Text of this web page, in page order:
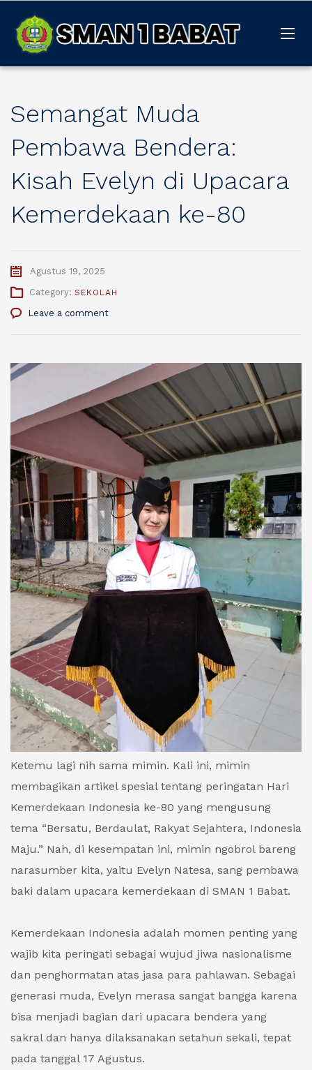
Semangat Muda
Pembawa Bendera:
Kisah Evelyn di Upacara
Kemerdekaan ke-80
Agustus 19, 2025
Category: SEKOLAH
Leave a comment
Ketemu lagi nih sama mimin. Kali ini, mimin
membagikan artikel spesial tentang peringatan Hari
Kemerdekaan Indonesia ke-80 yang mengusung
tema “Bersatu, Berdaulat, Rakyat Sejahtera, Indonesia
Maju.” Nah, di kesempatan ini, mimin ngobrol bareng
narasumber kita, yaitu Evelyn Natesa, sang pembawa
baki dalam upacara kemerdekaan di SMAN 1 Babat.
Kemerdekaan Indonesia adalah momen penting yang
wajib kita peringati sebagai wujud jiwa nasionalisme
dan penghormatan atas jasa para pahlawan. Sebagai
generasi muda, Evelyn merasa sangat bangga karena
bisa menjadi bagian dari upacara bendera yang
sakral dan hanya dilaksanakan setahun sekali, tepat
pada tanggal 17 Agustus.